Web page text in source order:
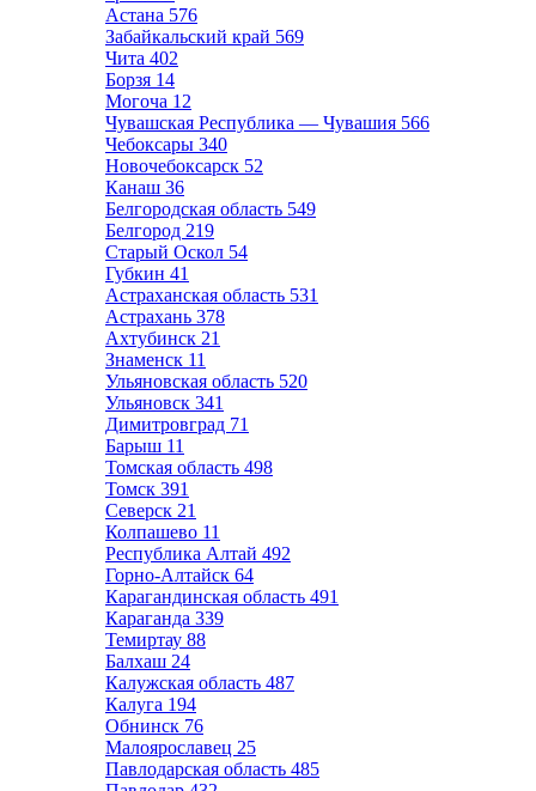
Астана 576
Забайкальский край 569
Чита 402
Борзя 14
Могоча 12
Чувашская Республика — Чувашия 566
Чебоксары 340
Новочебоксарск 52
Канаш 36
Белгородская область 549
Белгород 219
Старый Оскол 54
Губкин 41
Астраханская область 531
Астрахань 378
Ахтубинск 21
Знаменск 11
Ульяновская область 520
Ульяновск 341
Димитровград 71
Барыш 11
Томская область 498
Томск 391
Северск 21
Колпашево 11
Республика Алтай 492
Горно-Алтайск 64
Карагандинская область 491
Караганда 339
Темиртау 88
Балхаш 24
Калужская область 487
Калуга 194
Обнинск 76
Малоярославец 25
Павлодарская область 485